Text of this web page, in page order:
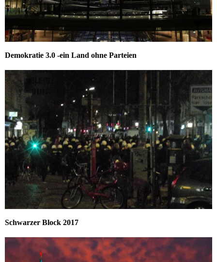
Demokratie 3.0 -ein Land ohne Parteien
Schwarzer Block 2017